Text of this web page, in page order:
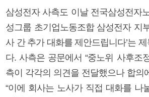
삼성전자 사측도 이날 전국삼성전자
성그룹 초기업노동조합 삼성전자 지
사 간 추가 대화를 제안드립니다’는
다. 사측은 공문에서 “중노위 사후조
측이 각각의 의견을 전달했으나 합의
“이에 회사는 노사가 직접 대화를 나